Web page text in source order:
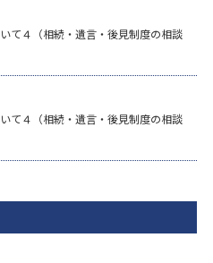
て４（相続・遺言・後見制度の相談
て４（相続・遺言・後見制度の相談